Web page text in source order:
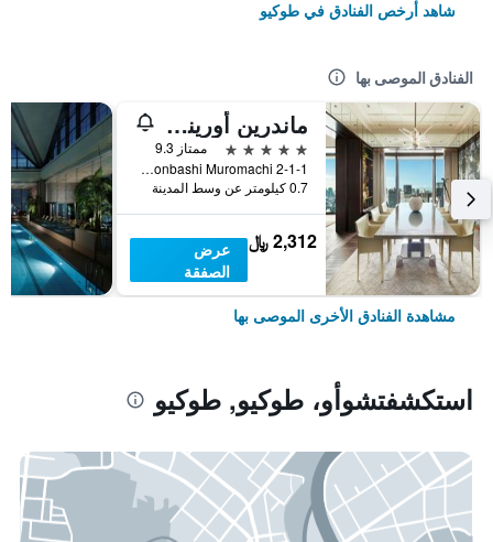
شاهد أرخص الفنادق في طوكيو
الفنادق الموصى بها
ماندرين أورينتال، طوكيو
5 نجوم
ممتاز 9.3
2-1-1 Nihonbashi Muromachi, طوكيو, اليابان
0.7 كيلومتر عن وسط المدينة
2,312 ﷼
عرض
الصفقة
مشاهدة الفنادق الأخرى الموصى بها
استكشفتشوأو، طوكيو, طوكيو